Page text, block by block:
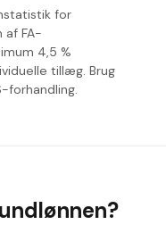
for
af FA-
4,5 %
tillæg. Brug
forhandling.